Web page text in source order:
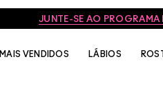
JUNTE-SE AO PROGRAMA
MAIS VENDIDOS LÁBIOS